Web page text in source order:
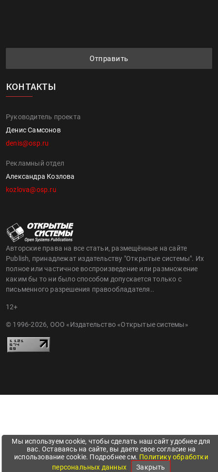
Отправить
КОНТАКТЫ
Руководитель проекта
Денис Самсонов
denis@osp.ru
Рекламный отдел
Александра Козлова
kozlova@osp.ru
Авторские права на все статьи, размещённые на сайте
Publish, принадлежат издательству "Открытые системы". Их
полное или частичное воспроизведение или размножение
каким бы то ни было способом допускается только с
письменного разрешения правообладателя..
12+
© 1996-2026, ООО «Издательство «Открытые системы»
Мы используем cookie, чтобы сделать наш сайт удобнее для
вас. Оставаясь на сайте, вы даете свое согласие на
использование cookie. Подробнее см. Политику обработки
персональных данных
Закрыть